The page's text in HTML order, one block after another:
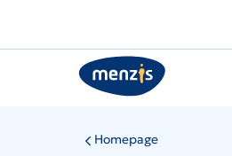
snelle
navigatie
Homepage